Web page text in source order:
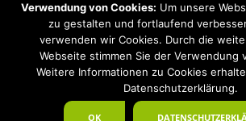
Hinweis: Trotz zahlreicher Studien, die einen
Elektrosmog und gesundheitlichen Problemen
praktischen Schulmedizin bisher wissenschaftlich nicht
Elektrosmog und Erdstrahlen gesundheitliche
Ähnliches galt auch über Jahrzehnte für die
Homöopathie. Sie suchen einen Baubiologen?
Spezialist für gesunden Schlaf!
Verwendung von Cookies: Um unsere
zu gestalten und fortlaufend
verwenden wir Cookies. Durch die
Webseite stimmen Sie der Verwendung
Weitere Informationen zu Cookies
Datenschutzerklärung.
OK